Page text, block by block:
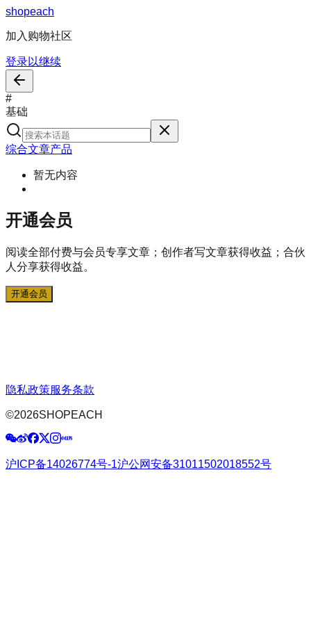
shopeach
加入购物社区
登录以继续
#
基础
综合文章产品
暂无内容
开通会员
阅读全部付费与会员专享文章；创作者写文章获得收益；合伙
人分享获得收益。
开通会员
隐私政策服务条款
©2026SHOPEACH
沪ICP备14026774号-1沪公网安备31011502018552号